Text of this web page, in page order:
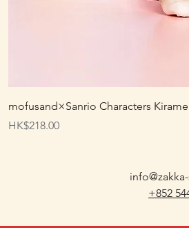
mofusand×Sanrio Characters
價格
HK$218.00
+852